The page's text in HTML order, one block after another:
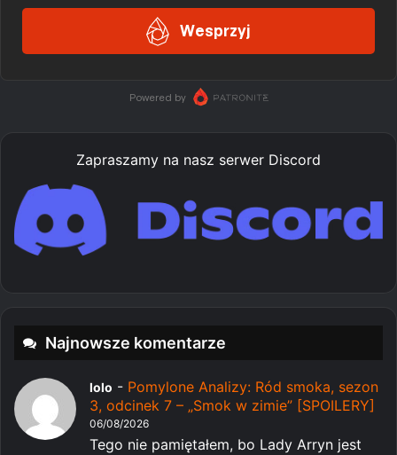
Zapraszamy na nasz serwer Discord
Najnowsze komentarze
lolo - Pomylone Analizy: Ród smoka, sezon
3, odcinek 7 – „Smok w zimie” [SPOILERY]
06/08/2026
Tego nie pamiętałem, bo Lady Arryn jest